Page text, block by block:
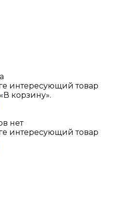
интересующий товар
корзину».
нет
интересующий товар